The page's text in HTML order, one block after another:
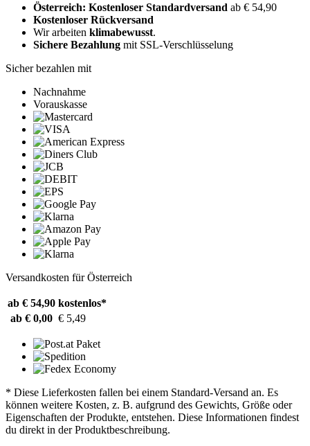
Österreich: Kostenloser Standardversand ab € 54,90
Kostenloser Rückversand
Wir arbeiten klimabewusst.
Sichere Bezahlung mit SSL-Verschlüsselung
Sicher bezahlen mit
Nachnahme
Vorauskasse
Versandkosten für Österreich
ab € 54,90 kostenlos*
ab € 0,00 € 5,49
* Diese Lieferkosten fallen bei einem Standard-Versand an. Es
können weitere Kosten, z. B. aufgrund des Gewichts, Größe oder
Eigenschaften der Produkte, entstehen. Diese Informationen findest
du direkt in der Produktbeschreibung.